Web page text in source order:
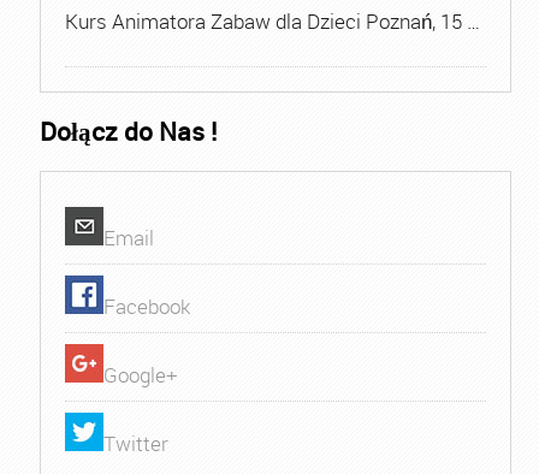
Kurs Animatora Zabaw dla Dzieci Poznań, 15 …
Dołącz do Nas !
Email
Facebook
Google+
Twitter